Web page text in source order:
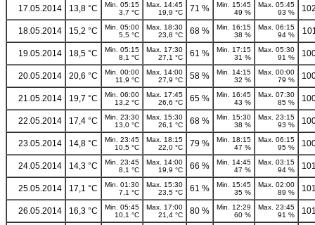
17.05.2014 13,8 °C
Min. 05:15
3,7 °C
Max. 14:45
19,9 °C
71 %
Min. 15:45
49 %
Max. 05:45
93 %
18.05.2014 15,2 °C
Min. 05:00
5,5 °C
Max. 18:30
23,8 °C
68 %
Min. 16:15
38 %
Max. 06:15
94 %
19.05.2014 18,5 °C
Min. 05:15
8,1 °C
Max. 17:30
27,1 °C
61 %
Min. 17:15
31 %
Max. 05:30
91 %
20.05.2014 20,6 °C
Min. 00:00
11,9 °C
Max. 14:00
27,9 °C
58 %
Min. 14:15
32 %
Max. 00:00
79 %
21.05.2014 19,7 °C
Min. 06:00
13,2 °C
Max. 17:45
26,6 °C
65 %
Min. 16:45
43 %
Max. 07:30
85 %
22.05.2014 17,4 °C
Min. 23:30
13,0 °C
Max. 15:30
26,1 °C
68 %
Min. 15:30
38 %
Max. 23:15
93 %
23.05.2014 14,8 °C
Min. 23:45
10,5 °C
Max. 18:15
22,0 °C
79 %
Min. 18:15
47 %
Max. 06:15
95 %
24.05.2014 14,3 °C
Min. 23:45
8,1 °C
Max. 14:00
19,9 °C
66 %
Min. 14:45
47 %
Max. 03:15
94 %
25.05.2014 17,1 °C
Min. 01:30
7,1 °C
Max. 15:30
23,5 °C
61 %
Min. 15:45
35 %
Max. 02:00
89 %
26.05.2014 16,3 °C
Min. 05:45
10,1 °C
Max. 17:00
21,4 °C
80 %
Min. 12:29
60 %
Max. 23:45
91 %